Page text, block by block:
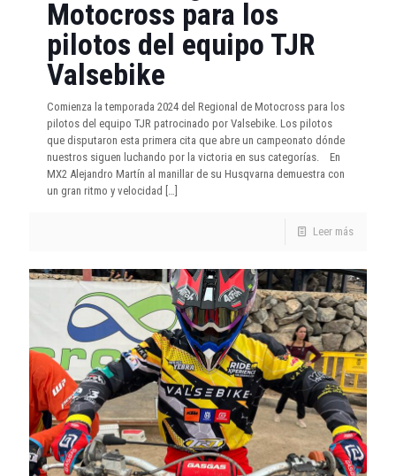
Motocross para los
pilotos del equipo TJR
Valsebike
Comienza la temporada 2024 del Regional de Motocross para los
pilotos del equipo TJR patrocinado por Valsebike. Los pilotos
que disputaron esta primera cita que abre un campeonato dónde
nuestros siguen luchando por la victoria en sus categorías. En
MX2 Alejandro Martín al manillar de su Husqvarna demuestra con
un gran ritmo y velocidad […]
Leer más